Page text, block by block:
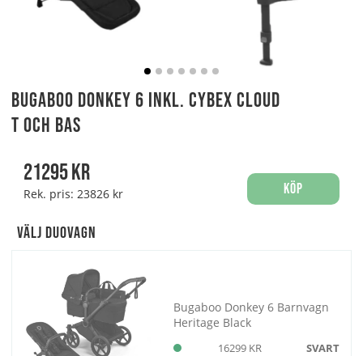
Bugaboo Donkey 6 Inkl. Cybex Cloud
T och Bas
21295kr
Rek. pris: 23826 kr Köp
Välj Duovagn
Bugaboo Donkey 6 Barnvagn
Heritage Black
16299 KR SVART